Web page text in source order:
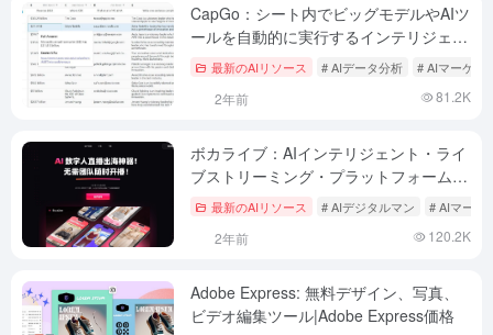
CapGo：シート内でビッグモデルやAIツ
ールを自動的に実行するインテリジェン
トなExcelシート
最新のAIリソース # AIデータ分析 # AIマーケテ
2年前 81.2K
ボカライブ：AIインテリジェント・ライ
ブストリーミング・プラットフォーム｜
カスタムクローンデジタルピープル
最新のAIリソース # AIデジタルマン # AIマーケ
2年前 120.2K
Adobe Express: 無料デザイン、写真、
ビデオ編集ツール|Adobe Express価格